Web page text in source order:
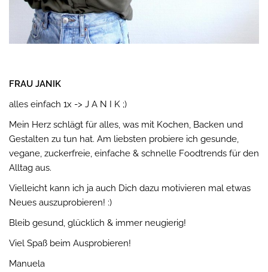
FRAU JANIK
alles einfach 1x -> J A N I K ;)
Mein Herz schlägt für alles, was mit Kochen, Backen und
Gestalten zu tun hat. Am liebsten probiere ich gesunde,
vegane, zuckerfreie, einfache & schnelle Foodtrends für den
Alltag aus.
Vielleicht kann ich ja auch Dich dazu motivieren mal etwas
Neues auszuprobieren! :)
Bleib gesund, glücklich & immer neugierig!
Viel Spaß beim Ausprobieren!
Manuela